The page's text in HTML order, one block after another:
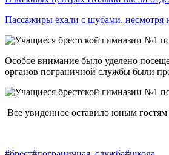
Пассажиры ехали с шубами,
Особое внимание было уделено
органов пограничной службы были
Все увиденное оставило юным